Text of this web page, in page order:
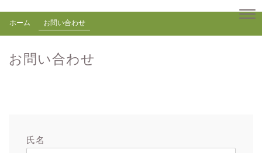
ホーム お問い合わせ
お問い合わせ
氏名